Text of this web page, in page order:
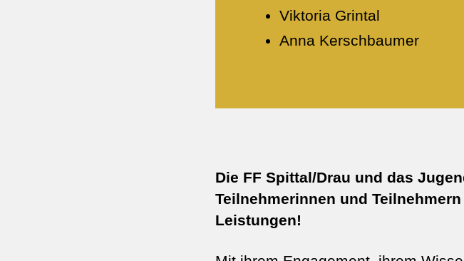
Viktoria Grintal
Anna Kerschbaumer
Die FF Spittal/Drau und das
Teilnehmerinnen und
Leistungen!